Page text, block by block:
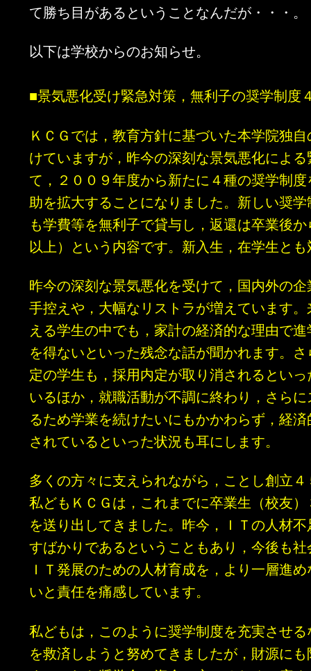
て勝ち目があるということなんだが・・・。
以下は学校からのお知らせ。
■景気悪化受け緊急対策，無利子の奨学制度
ＫＣＧでは，教育方針に基づいた本学院独
けていますが，昨今の深刻な景気悪化によ
て，２００９年度から新たに４種の奨学制
助を拡大することになりました。新しい奨
も学費等を無利子で貸与し，返還は卒業後
以上）という内容です。新入生，在学生と
昨今の深刻な景気悪化を受けて，国内外の
手控えや，大幅なリストラが増えています
える学生の中でも，家計の経済的な理由で
を得ないといった残念な話が聞かれます。
定の学生も，採用内定が取り消されるとい
いるほか，就職活動が不調に終わり，さら
るため学業を続けたいにもかかわらず，経
されているといった状況も耳にします。
多くの方々に支えられながら，ことし創立
私どもＫＣＧは，これまでに卒業生（校友
を送り出してきました。昨今，ＩＴの人材
すばかりであるということもあり，今後も
ＩＴ発展のための人材育成を，より一層進
いと責任を痛感しています。
私どもは，このように奨学制度を充実させ
を救済しようと努めてきましたが，財源に